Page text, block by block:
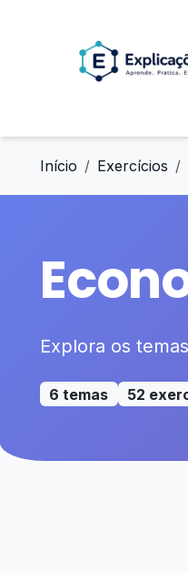
Início Exercícios
Explora os
6 temas 52